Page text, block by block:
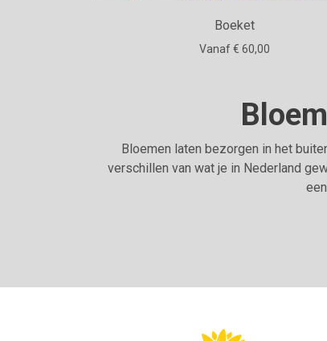
Boeket
Vanaf € 60,00
Bloemen laten bezorgen in het
verschillen van wat je in Nederland